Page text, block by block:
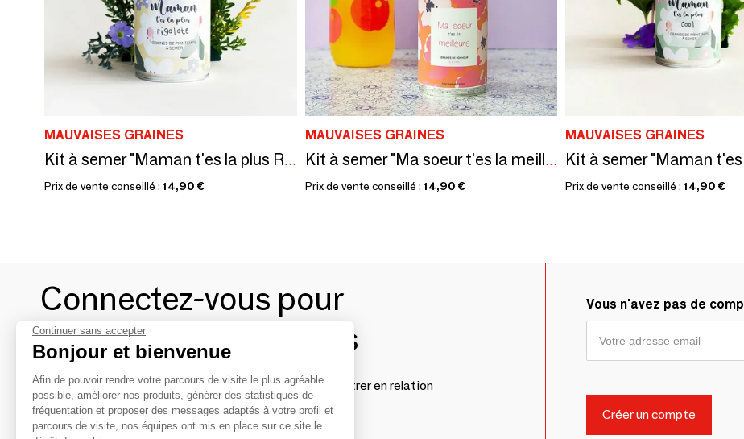
MAUVAISES GRAINES
Kit à semer "Maman t'es la plus Rigolote" Fabriqué en France
Prix de vente conseillé : 14,90 €
MAUVAISES GRAINES
Kit à semer "Ma soeur t'es la meilleur"
Prix de vente conseillé : 14,90 €
MAUVAISES GRAINES
Prix de vente conseillé : 14,90 €
Connectez-vous pour
contacter les marques
Afin de profiter au mieux de l'expérience MOM et de rentrer en relation
avec vos marques préférées, créez-vous un compte.
Vous n'avez pas de
Continuer sans accepter
Bonjour et bienvenue
Afin de pouvoir rendre votre parcours de visite le plus agréable
possible, améliorer nos produits, générer des statistiques de
fréquentation et proposer des messages adaptés à votre profil et
parcours de visite, nos équipes ont mis en place sur ce site le